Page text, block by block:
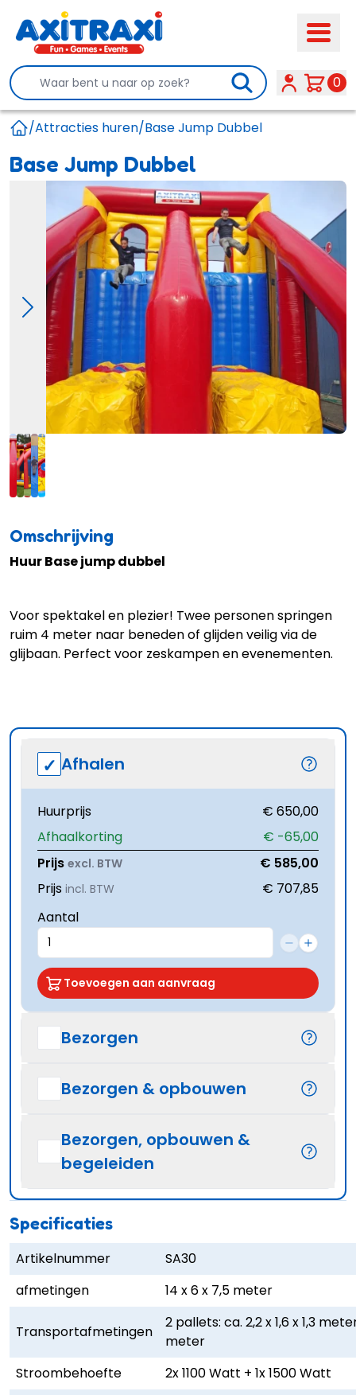
Search 0
/Attracties huren/Base Jump Dubbel
Base Jump Dubbel
Omschrijving
Huur Base jump dubbel
Voor spektakel en plezier! Twee personen springen
ruim 4 meter naar beneden of glijden veilig via de
glijbaan. Perfect voor zeskampen en evenementen.
Afhalen
Huurprijs
€ 650,00
Afhaalkorting
€ -65,00
Prijs excl. BTW
€ 585,00
Prijs incl. BTW
€ 707,85
Aantal
Toevoegen aan aanvraag
Bezorgen
Bezorgen & opbouwen
Bezorgen, opbouwen &
begeleiden
Specificaties
Artikelnummer
SA30
afmetingen
14 x 6 x 7,5 meter
Transportafmetingen
2 pallets: ca. 2,2 x 1,6 x 1,3
meter
Stroombehoefte
2x 1100 Watt + 1x 1500 Watt